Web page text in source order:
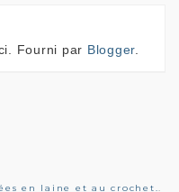
Fourni par Blogger
en laine et au crochet..